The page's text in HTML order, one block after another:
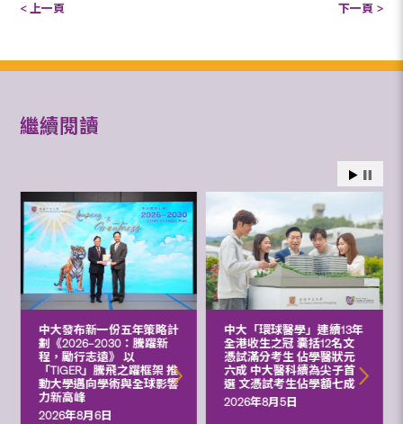
< 上一頁 下一頁 >
繼續閱讀
中大發布新一份五年策略計
劃《2026‒2030：騰躍新
程，勵行志遠》 以
「TIGER」騰飛之躍框架 推
動大學邁向學術與全球影響
力新高峰
2026年8月6日
中大「環球醫學」連續13年
全港收生之冠 囊括12名文
憑試滿分考生 佔學醫狀元
六成 中大醫科續為尖子首
選 文憑試考生佔學額七成
2026年8月5日